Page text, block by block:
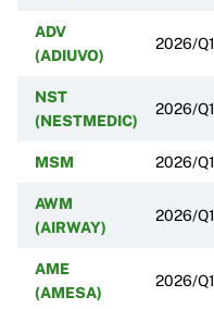
ADV
(ADIUVO)
2026/Q1
NST
(NESTMEDIC)
2026/Q1
MSM 2026/Q1
AWM
(AIRWAY)
2026/Q1
AME
(AMESA)
2026/Q1